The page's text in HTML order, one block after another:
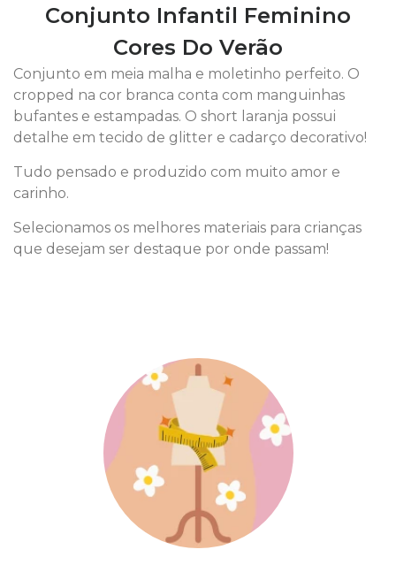
Conjunto Infantil Feminino
Cores Do Verão
Conjunto em meia malha e moletinho perfeito. O
cropped na cor branca conta com manguinhas
bufantes e estampadas. O short laranja possui
detalhe em tecido de glitter e cadarço decorativo!
Tudo pensado e produzido com muito amor e
carinho.
Selecionamos os melhores materiais para crianças
que desejam ser destaque por onde passam!